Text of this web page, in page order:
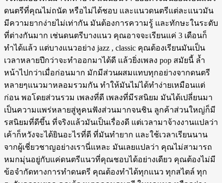
ดนตรีที่คุณไม่ถนัด หรือไม่ได้ชอบ และแนวดนตรีแต่ละแนวมัน
มีความยากง่ายไม่เท่ากัน มันต้องการความรู้ และทักษะในระดับ
ที่ต่างกันมาก เช่นดนตรีบางแนว คุณอาจจะเรียนแค่ 3 เดือนก็
ทำได้แล้ว แต่บางแนวอย่าง jazz , classic คุณต้องเรียนมันเป็น
เวลาหลายปีกว่าจะทำออกมาได้ดี แล้วยิ่งเพลง pop สมัยนี้ ล้ำ
หน้าไปกว่าเมื่อก่อนมาก มักมีส่วนผสมแทบทุกอย่างจากดนตรี
หลายๆแนวมาหลอมรวมกัน ทำให้มันไม่ได้ทำง่ายเหมือนแต่
ก่อน พอโดยส่วนรวม เพลงที่ดี เพลงที่มีรสนิยม มันได้เปลี่ยนมา
เป็นความแพร่หลายสู่หูคนฟังส่วนมากจนชิน ลูกค้าส่วนใหญ่ก็มี
รสนิยมที่ดีขึ้น ที่จริงแล้วมันเป็นเรื่องดี แต่เวลามาจ้างงานแปลว่า
เค้าก็หวังจะได้ยินอะไรที่ดี ที่มันทำยาก และใช้เวลาเรียนนาน
จากผู้เชี่ยวชาญอย่างเรานี่แหละ มันเลยแปลว่า คุณไม่สามารถ
หมกมุ่นอยู่กับแค่ดนตรีแนวที่คุณชอบได้อย่างเดียว คุณต้องไม่มี
ข้อจำกัดทางการทำดนตรี คุณต้องทำได้ทุกแนว ทุกสไตล์ ทุก